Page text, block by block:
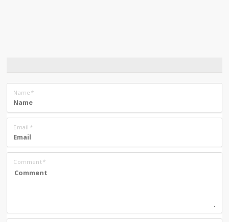
Name *
Email *
Comment*